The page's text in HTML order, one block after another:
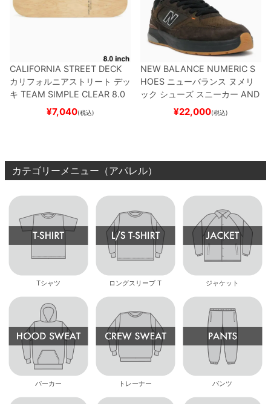
CALIFORNIA STREET DECK
カリフォルニアストリート デッ
キ TEAM SIMPLE CLEAR 8.0
ブランク（DSM）
ード スケボー
¥7,040(税込)
NEW BALANCE NUMERIC S
HOES ニューバランス ヌメリ
ック シューズ スニーカー AND
REW REYNOLDS 933
BROWN/BLACK
スケート
¥22,000(税込)
カテゴリーメニュー（アパレル）
Tシャツ ロングスリーブ T ジャケット
パーカー トレーナー パンツ